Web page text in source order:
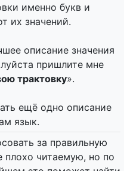
именно букв и
их значений.
описание значения
пришлите мне
трактовку».
ещё одно описание
язык.
за правильную
плохо читаемую, но по